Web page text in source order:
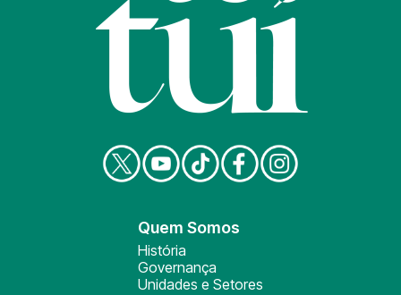
Quem Somos
História
Governança
Unidades e Setores